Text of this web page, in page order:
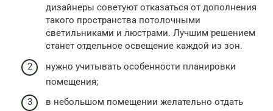
дизайнеры советуют отказаться от дополнения
такого пространства потолочными
светильниками и люстрами. Лучшим решением
станет отдельное освещение каждой из зон.
нужно учитывать особенности планировки
помещения;
в небольшом помещении желательно отдать